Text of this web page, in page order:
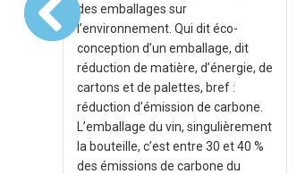
des emballages sur
l’environnement. Qui dit éco-
conception d’un emballage, dit
réduction de matière, d’énergie, de
cartons et de palettes, bref :
réduction d’émission de carbone.
L’emballage du vin, singulièrement
la bouteille, c’est entre 30 et 40 %
des émissions de carbone du